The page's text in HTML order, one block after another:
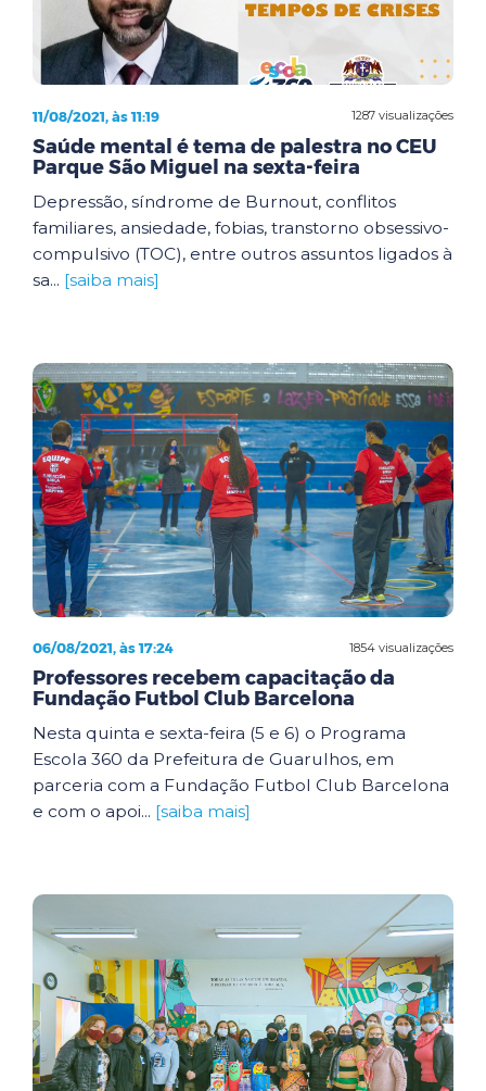
1287 visualizações
11/08/2021, às 11:19
Saúde mental é tema de palestra no CEU
Parque São Miguel na sexta-feira
Depressão, síndrome de Burnout, conflitos
familiares, ansiedade, fobias, transtorno obsessivo-
compulsivo (TOC), entre outros assuntos ligados à
sa... [saiba mais]
1854 visualizações
06/08/2021, às 17:24
Professores recebem capacitação da
Fundação Futbol Club Barcelona
Nesta quinta e sexta-feira (5 e 6) o Programa
Escola 360 da Prefeitura de Guarulhos, em
parceria com a Fundação Futbol Club Barcelona
e com o apoi... [saiba mais]